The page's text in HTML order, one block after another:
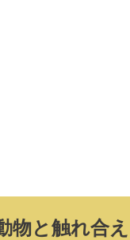
物と触れ合